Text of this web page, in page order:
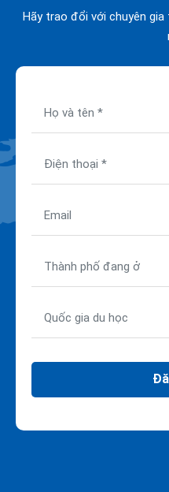
Hãy trao đổi với chuyên gia